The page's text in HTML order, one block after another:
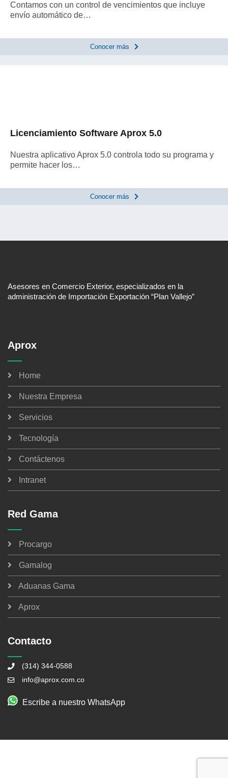
Contamos con un control de vencimientos que incluye
envío automático de…
Conocer más
Licenciamiento Software Aprox 5.0
Nuestra aplicativo Aprox 5.0 controla todo su programa y
permite hacer los…
Conocer más
Asesores en Comercio Exterior, especializados en la
administración de Importación Exportación “Plan Vallejo”
Aprox
Home
Nuestra Empresa
Servicios
Tecnología
Contáctenos
Intranet
Red Gama
Procargo
Gamalog
Aduanas Gama
Aprox
Contacto
(314) 344-0588
info@aprox.com.co
Escribe a nuestro WhatsApp